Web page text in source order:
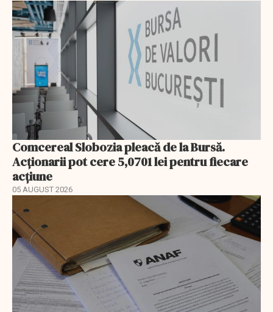
Comcereal Slobozia pleacă de la Bursă.
Acționarii pot cere 5,0701 lei pentru fiecare
acțiune
05 AUGUST 2026